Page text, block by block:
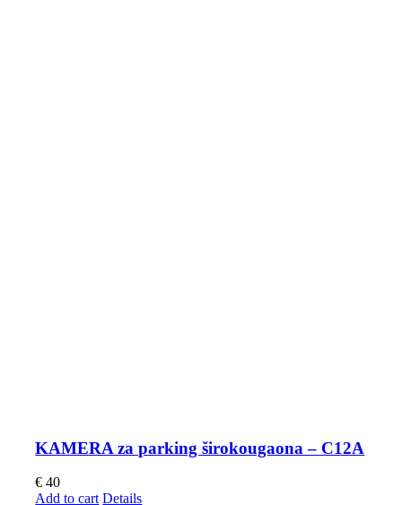
KAMERA za parking širokougaona – C12A
€ 40
Add to cart Details